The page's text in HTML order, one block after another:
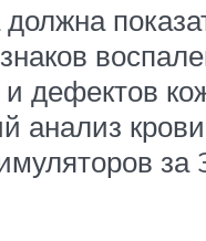
дефектов
анализ
за